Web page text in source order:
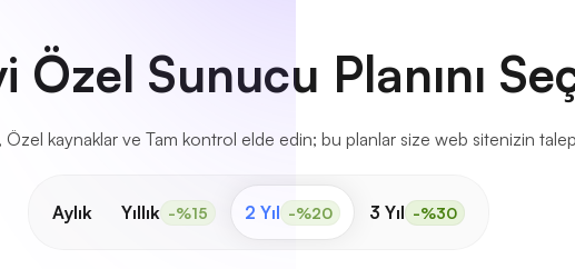
Özel Sunucu Planını
kaynaklar ve Tam kontrol elde edin; bu planlar size web sitenizin talep
Aylık Yıllık -%15 2 Yıl -%20 3 Yıl -%30